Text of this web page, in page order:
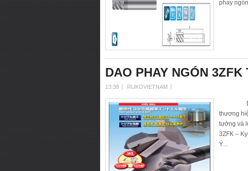
phay
DAO PHAY NGÓN
13:38 RUKOVIETNAM
DAO
thương
tưởng và
3ZFK –
Ý...